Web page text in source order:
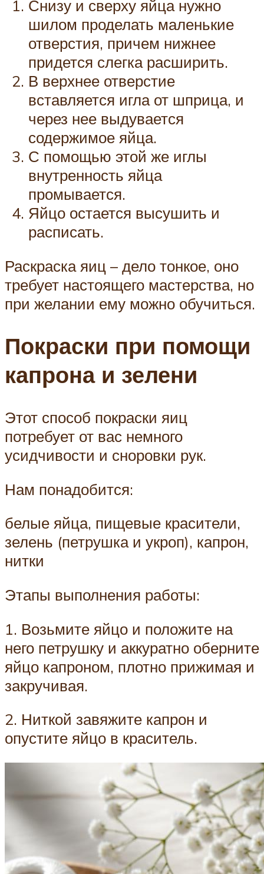
Снизу и сверху яйца нужно
шилом проделать маленькие
отверстия, причем нижнее
придется слегка расширить.
В верхнее отверстие
вставляется игла от шприца, и
через нее выдувается
содержимое яйца.
С помощью этой же иглы
внутренность яйца
промывается.
Яйцо остается высушить и
расписать.
Раскраска яиц – дело тонкое, оно
требует настоящего мастерства, но
при желании ему можно обучиться.
Покраски при помощи
капрона и зелени
Этот способ покраски яиц
потребует от вас немного
усидчивости и сноровки рук.
Нам понадобится:
белые яйца, пищевые красители,
зелень (петрушка и укроп), капрон,
нитки
Этапы выполнения работы:
1. Возьмите яйцо и положите на
него петрушку и аккуратно оберните
яйцо капроном, плотно прижимая и
закручивая.
2. Ниткой завяжите капрон и
опустите яйцо в краситель.